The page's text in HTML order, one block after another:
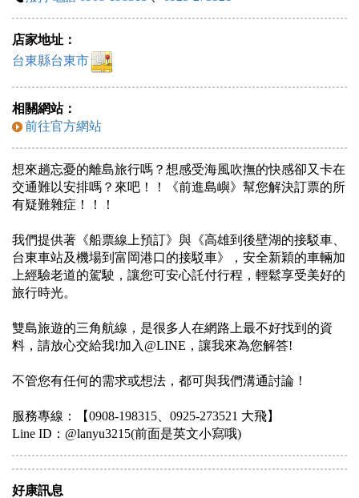
店家地址：
台東縣台東市
相關網站：
前往官方網站
想來趟忘憂的離島旅行嗎？想感受海風吹撫的快感卻又卡在
交通難以安排嗎？來吧！！《前進島嶼》幫您解決訂票的所
有疑難雜症！！！
我們提供著《船票線上預訂》與《高雄到後壁湖的接駁車、
台東車站及機場到富岡港口的接駁車》，安全新穎的車輛加
上經驗老道的駕駛，讓您可安心託付行程，輕鬆享受美好的
旅行時光。
雙島旅遊的三角航線，是很多人在網路上最不好找到的資
料，請放心交給我!加入@LINE，讓我來為您解答!
不管您有任何的需求或想法，都可與我們溝通討論！
服務專線：【0908-198315、0925-273521 大飛】
Line ID：@lanyu3215(前面是英文小寫哦)
好康訊息